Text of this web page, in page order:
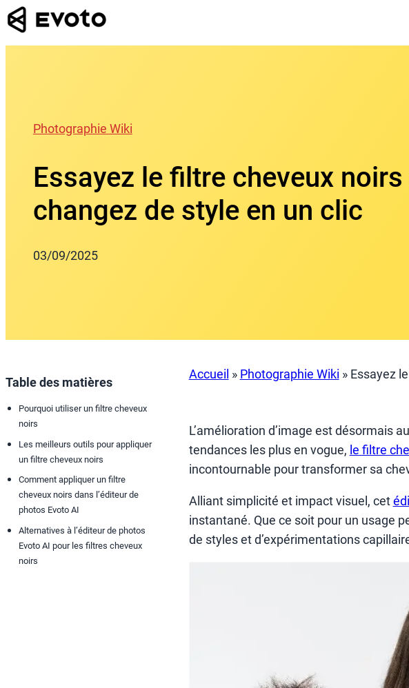
Skip
to
Photographie Wiki
Essayez le filtre cheveux
changez de style en un clic
03/09/2025
Table des matières
Pourquoi utiliser un filtre cheveux
noirs
Les meilleurs outils pour appliquer
un filtre cheveux noirs
Comment appliquer un filtre
cheveux noirs dans l’éditeur de
photos Evoto AI
Alternatives à l’éditeur de photos
Evoto AI pour les filtres cheveux
noirs
Accueil » Photographie Wiki » Essayez
L’amélioration d’image est désormais
tendances les plus en vogue, le filtre
incontournable pour transformer sa
Alliant simplicité et impact visuel, cet
instantané. Que ce soit pour un usage
de styles et d’expérimentations